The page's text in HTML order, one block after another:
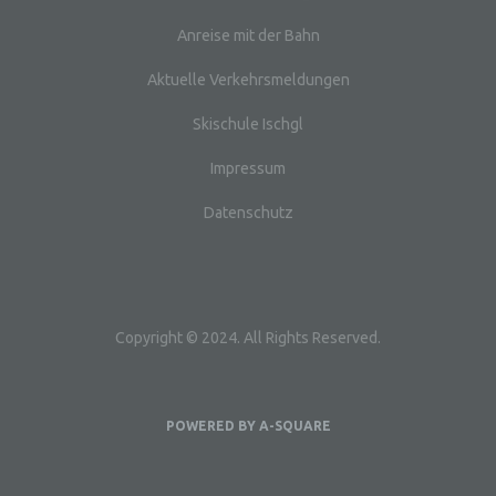
Anreise mit der Bahn
Aktuelle Verkehrsmeldungen
Skischule Ischgl
Impressum
Datenschutz
Copyright © 2024. All Rights Reserved.
POWERED BY A-SQUARE
oder die Verknüpfung, die Einschränkung, das
Löschen oder die Vernichtung.
d) Einschränkung der Verarbeitung
Einschränkung der Verarbeitung ist die
Daten mit dem Ziel, ihre künftige Verarbeitung
Daten verwendet werden, um bestimmte
Arbeitsleistung, wirtschaftlicher Lage,